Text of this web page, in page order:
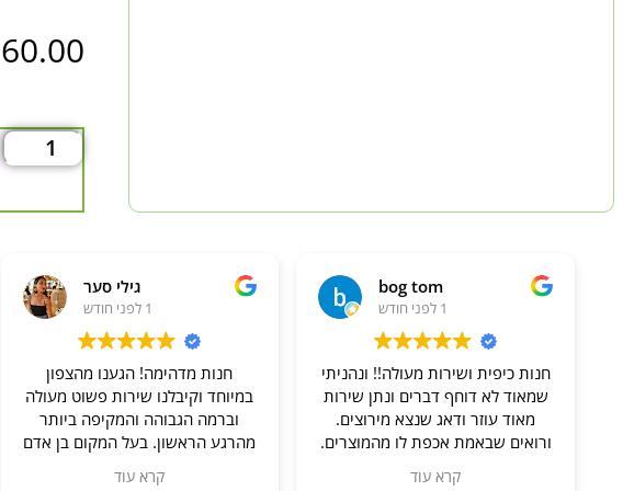
60.00
גילי סער
1 לפני חודש
חנות מדהימה! הגענו מהצפון
במיוחד וקיבלנו שירות פשוט מעולה
וברמה הגבוהה והמקיפה ביותר
מהרגע הראשון. בעל המקום בן אדם
קרא עוד
bog tom
1 לפני חודש
חנות כיפית ושירות מעולה!! ונהניתי
שמאוד לא דוחף דברים ונתן שירות
מאוד עוזר ודאג שנצא מירוצים.
ורואים שבאמת אכפת לו מהמוצרים.
קרא עוד